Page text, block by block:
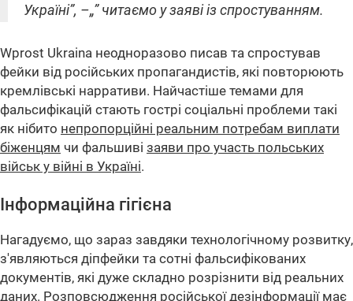
Україні”, –„” читаємо у заяві із спростуванням.
Wprost Ukraina неодноразово писав та спростував
фейки від російських пропагандистів, які повторюють
кремлівські нарративи. Найчастіше темами для
фальсифікацій стають гострі соціальні проблеми такі
як нібито непропорційні реальним потребам виплати
біженцям чи фальшиві заяви про участь польських
військ у війні в Україні.
Інформаційна гігієна
Нагадуємо, що зараз завдяки технологічному розвитку,
з'являються діпфейки та сотні фальсифікованих
документів, які дуже складно розрізнити від реальних
даних. Розповсюдження російської дезінформації має